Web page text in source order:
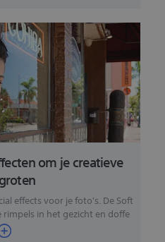
om je creatieve
effects voor je foto's. De Soft
in het gezicht en doffe